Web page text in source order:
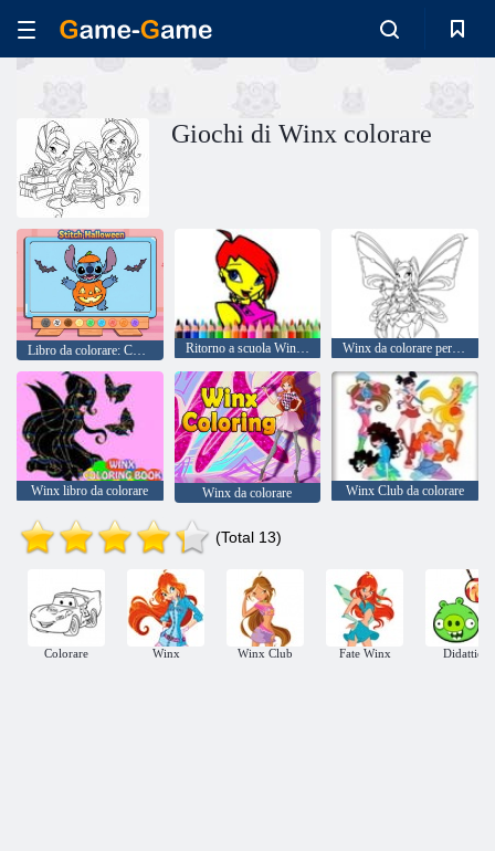
Giochi di Winx colorare
Libro da colorare: Cuci Halloween Ritorno a scuola Winks libro da colorare Winx da colorare per bambini
Winx libro da colorare Winx da colorare Winx Club da colorare
(Total 13)
Colorare Winx Winx Club Fate Winx Didattici